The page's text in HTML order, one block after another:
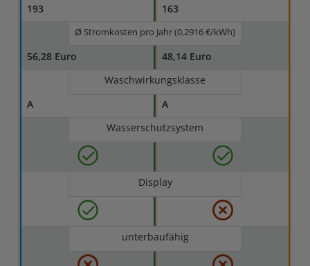
193
163
Ø Stromkosten pro Jahr (0,2916 €/kWh)
56,28 Euro
48,14 Euro
Waschwirkungsklasse
A
A
Wasserschutzsystem
Display
unterbaufähig